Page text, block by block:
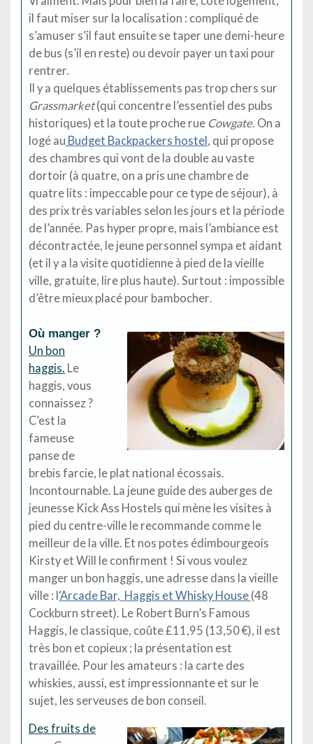
il faut miser sur la localisation : compliqué de
s’amuser s’il faut ensuite se taper une demi-heure
de bus (s’il en reste) ou devoir payer un taxi pour
rentrer.
Il y a quelques établissements pas trop chers sur
Grassmarket(qui concentre l’essentiel des pubs
historiques) et la toute proche rue Cowgate. On a
logé au Budget Backpackers hostel, qui propose
des chambres qui vont de la double au vaste
dortoir (à quatre, on a pris une chambre de
quatre lits : impeccable pour ce type de séjour), à
des prix très variables selon les jours et la période
de l’année. Pas hyper propre, mais l’ambiance est
décontractée, le jeune personnel sympa et aidant
(et il y a la visite quotidienne à pied de la vieille
ville, gratuite, lire plus haute). Surtout : impossible
d’être mieux placé pour bambocher.
Où manger ?
Un bon
haggis. Le
haggis, vous
connaissez ?
C’est la
fameuse
panse de
brebis farcie, le plat national écossais.
Incontournable. La jeune guide des auberges de
jeunesse Kick Ass Hostels qui mène les visites à
pied du centre-ville le recommande comme le
meilleur de la ville. Et nos potes édimbourgeois
Kirsty et Will le confirment ! Si vous voulez
manger un bon haggis, une adresse dans la vieille
ville : l‘Arcade Bar, Haggis et Whisky House (48
Cockburn street). Le Robert Burn’s Famous
Haggis, le classique, coûte £11,95 (13,50 €), il est
très bon et copieux ; la présentation est
travaillée. Pour les amateurs : la carte des
whiskies, aussi, est impressionnante et sur le
sujet, les serveuses de bon conseil.
Des fruits de